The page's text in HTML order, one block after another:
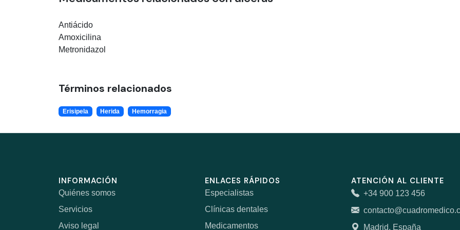
Antiácido
Amoxicilina
Metronidazol
Términos relacionados
Erisipela Herida Hemorragia
INFORMACIÓN
Quiénes somos
Servicios
Aviso legal
ENLACES RÁPIDOS
Especialistas
Clínicas dentales
Medicamentos
ATENCIÓN AL CLIENTE
+34 900 123 456
Madrid, España